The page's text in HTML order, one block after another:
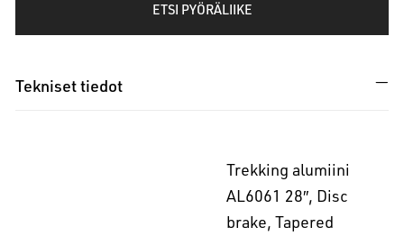
ETSI PYÖRÄLIIKE
Tekniset tiedot
Trekking alumiini
AL6061 28″, Disc
brake, Tapered